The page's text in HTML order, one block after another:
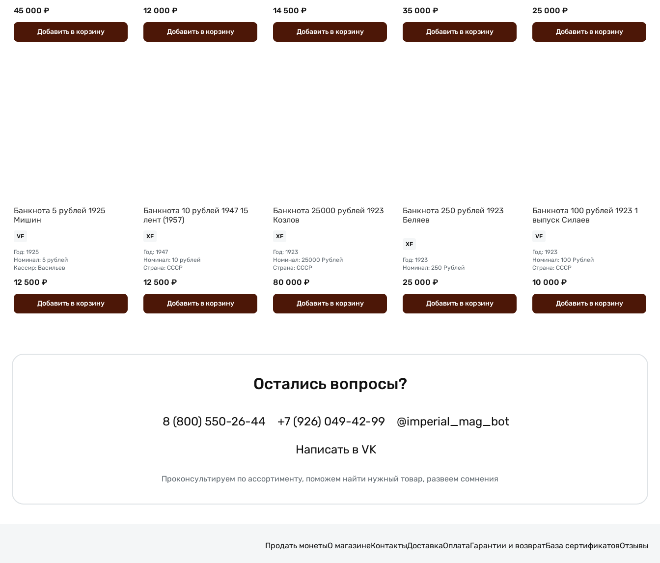
45 000 ₽
Добавить вкорзину
12 000 ₽
Добавить вкорзину
14 500 ₽
Добавить вкорзину
35 000 ₽
Добавить вкорзину
25 000 ₽
Добавить вкорзину
Банкнота 5 рублей 1925
Мишин
VF
Год: 1925
Номинал: 5 рублей
Кассир: Васильев
12 500 ₽
Добавить вкорзину
Банкнота 10 рублей 1947 15
лент (1957)
XF
Год: 1947
Номинал: 10 рублей
Страна: СССР
12 500 ₽
Добавить вкорзину
Банкнота 25000 рублей 1923
Козлов
XF
Год: 1923
Номинал: 25000 Рублей
Страна: СССР
80 000 ₽
Добавить вкорзину
Банкнота 250 рублей 1923
Беляев
XF
Год: 1923
Номинал: 250 Рублей
25 000 ₽
Добавить вкорзину
Банкнота 100 рублей 1923 1
выпуск Силаев
VF
Год: 1923
Номинал: 100 Рублей
Страна: СССР
10 000 ₽
Добавить вкорзину
Остались вопросы?
8 (800) 550-26-44 +7 (926) 049-42-99 @imperial_mag_bot
Написать в VK
Проконсультируем по ассортименту, поможем найти нужный товар, развеем сомнения
Продать монетыО магазинеКонтактыДоставкаОплатаГарантии и возвратБаза сертификатовОтзывы